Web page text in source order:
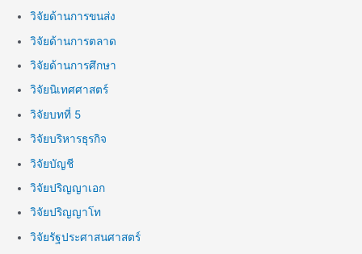
วิจัยด้านการขนส่ง
วิจัยด้านการตลาด
วิจัยด้านการศึกษา
วิจัยนิเทศศาสตร์
วิจัยบทที่ 5
วิจัยบริหารธุรกิจ
วิจัยบัญชี
วิจัยปริญญาเอก
วิจัยปริญญาโท
วิจัยรัฐประศาสนศาสตร์